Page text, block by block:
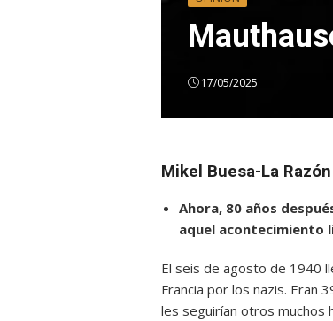
17/05/2025
Mikel Buesa-La Razón
Ahora, 80 años
aquel acontecimiento
El seis de agosto de 1940
Francia por los nazis. Eran
les seguirían otros muchos